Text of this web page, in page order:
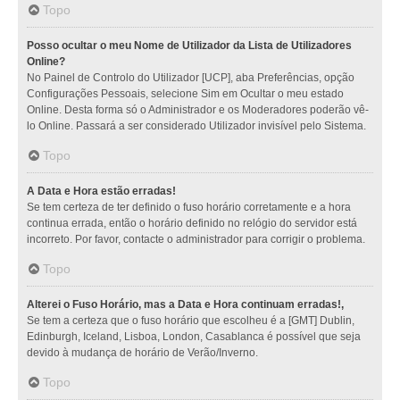
Topo
Posso ocultar o meu Nome de Utilizador da Lista de Utilizadores
Online?
No Painel de Controlo do Utilizador [UCP], aba Preferências, opção
Configurações Pessoais, selecione Sim em Ocultar o meu estado
Online. Desta forma só o Administrador e os Moderadores poderão vê-
lo Online. Passará a ser considerado Utilizador invisível pelo Sistema.
Topo
A Data e Hora estão erradas!
Se tem certeza de ter definido o fuso horário corretamente e a hora
continua errada, então o horário definido no relógio do servidor está
incorreto. Por favor, contacte o administrador para corrigir o problema.
Topo
Alterei o Fuso Horário, mas a Data e Hora continuam erradas!,
Se tem a certeza que o fuso horário que escolheu é a [GMT] Dublin,
Edinburgh, Iceland, Lisboa, London, Casablanca é possível que seja
devido à mudança de horário de Verão/Inverno.
Topo